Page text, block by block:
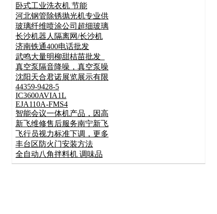
卧式工业洗衣机 节能
河北钢管除锈抛光机专业供
玻璃纤维喷涂公司超细玻璃
长沙机器人隔离网/长沙机
济南铁通400电话批发
武鸣大量明柳甜桔苗批发_
真空泵隔音降噪，真空泵噪
沈阳天合君诺展览展示有限
44359-9428-5
IC3600AVIA1L
EJA110A-FMS4
智能会议一体机产品，因高
新飞维修售后服务南宁新飞
飞行员视力标准下调，更多
丰台区防火门安装方法
全自动八角拌料机 调味品